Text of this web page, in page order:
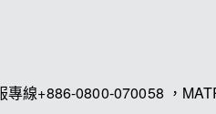
線+886-0800-070058 ，